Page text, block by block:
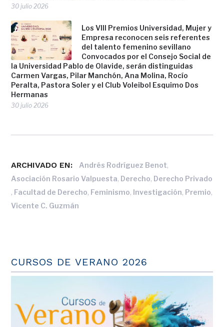
30 julio 2026
Los VIII Premios Universidad, Mujer y
Empresa reconocen seis referentes
del talento femenino sevillano
Convocados por el Consejo Social de
la Universidad Pablo de Olavide, serán distinguidas
Carmen Vargas, Pilar Manchón, Ana Molina, Rocío
Peralta, Pastora Soler y el Club Voleibol Esquimo Dos
Hermanas
30 julio 2026
ARCHIVADO EN: Andrés Rodríguez Benot,
Asociación Rosario Valpuesta, Derecho, Derecho Privado
, Facultad de Derecho, Feminismo, Investigación, Premio,
Vicente C. Guzmán
CURSOS DE VERANO 2026